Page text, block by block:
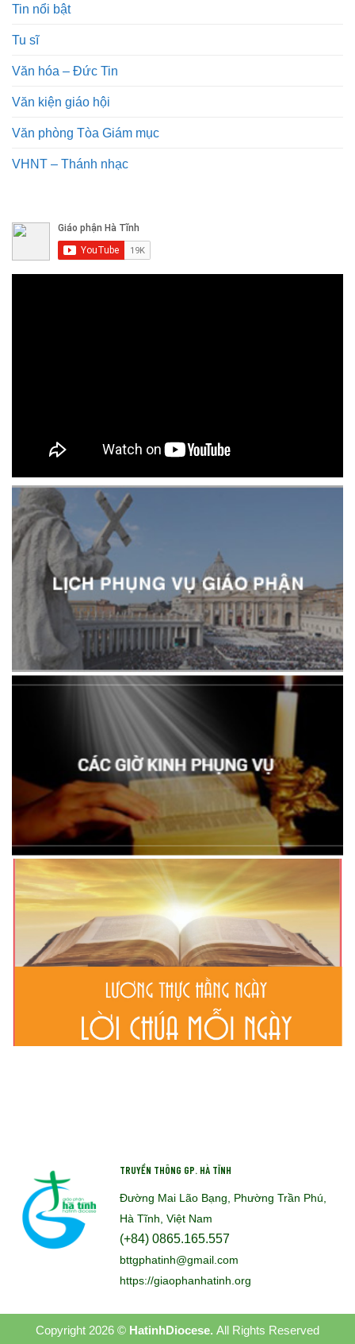
Tin nổi bật
Tu sĩ
Văn hóa – Đức Tin
Văn kiện giáo hội
Văn phòng Tòa Giám mục
VHNT – Thánh nhạc
TRUYỀN THÔNG GP. HÀ TĨNH
Đường Mai Lão Bạng, Phường Trần Phú,
Hà Tĩnh, Việt Nam
(+84) 0865.165.557
bttgphatinh@gmail.com
https://giaophanhatinh.org
Copyright 2026 © HatinhDiocese. All Rights Reserved